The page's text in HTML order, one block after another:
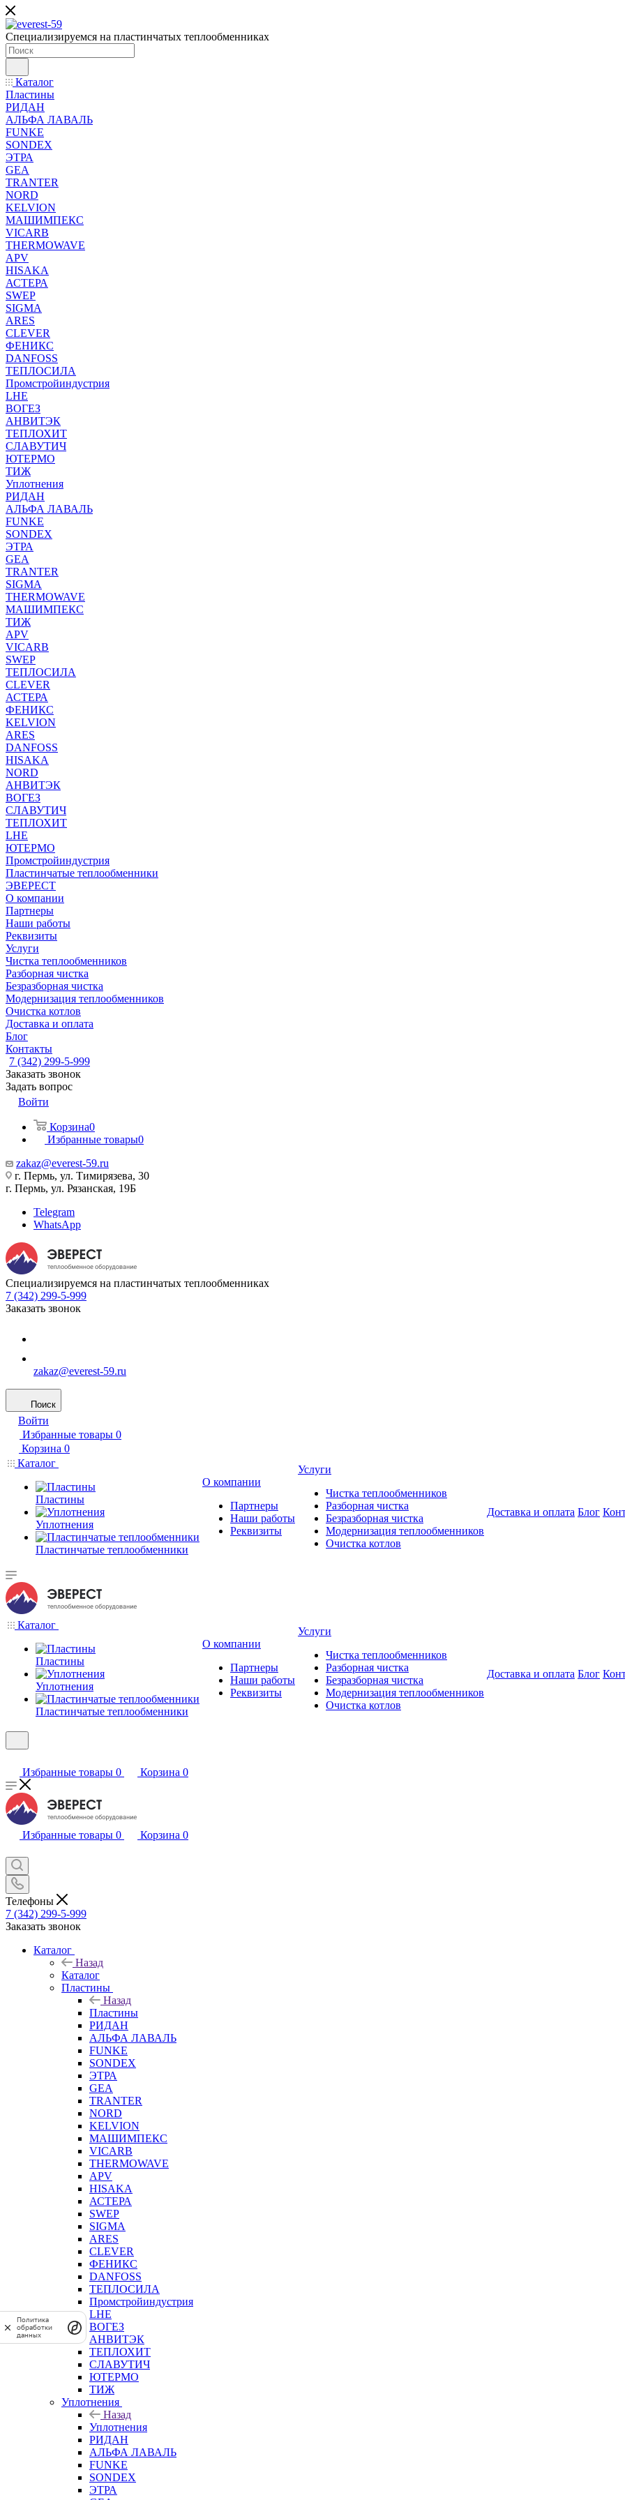
Специализируемся на пластинчатых теплообменниках
Каталог
Пластины
РИДАН
АЛЬФА ЛАВАЛЬ
FUNKE
SONDEX
ЭТРА
GEA
TRANTER
NORD
KELVION
МАШИМПЕКС
VICARB
THERMOWAVE
APV
HISAKA
АСТЕРА
SWEP
SIGMA
ARES
CLEVER
ФЕНИКС
DANFOSS
ТЕПЛОСИЛА
Промстройиндустрия
LHE
ВОГЕЗ
АНВИТЭК
ТЕПЛОХИТ
СЛАВУТИЧ
ЮТЕРМО
ТИЖ
Уплотнения
РИДАН
АЛЬФА ЛАВАЛЬ
FUNKE
SONDEX
ЭТРА
GEA
TRANTER
SIGMA
THERMOWAVE
МАШИМПЕКС
ТИЖ
APV
VICARB
SWEP
ТЕПЛОСИЛА
CLEVER
АСТЕРА
ФЕНИКС
KELVION
ARES
DANFOSS
HISAKA
NORD
АНВИТЭК
ВОГЕЗ
СЛАВУТИЧ
ТЕПЛОХИТ
LHE
ЮТЕРМО
Промстройиндустрия
Пластинчатые теплообменники
ЭВЕРЕСТ
О компании
Партнеры
Наши работы
Реквизиты
Услуги
Чистка теплообменников
Разборная чистка
Безразборная чистка
Модернизация теплообменников
Очистка котлов
Доставка и оплата
Блог
Контакты
7 (342) 299-5-999
Заказать звонок
Задать вопрос
Войти
Корзина0
Избранные товары0
zakaz@everest-59.ru
г. Пермь, ул. Тимирязева, 30
г. Пермь, ул. Рязанская, 19Б
Telegram
WhatsApp
Специализируемся на пластинчатых теплообменниках
7 (342) 299-5-999
Заказать звонок
zakaz@everest-59.ru
Поиск
Войти
Избранные товары 0
Корзина 0
Каталог
Пластины
Уплотнения
Пластинчатые теплообменники
О компании
Партнеры
Наши работы
Реквизиты
Услуги
Чистка теплообменников
Разборная чистка
Безразборная чистка
Модернизация теплообменников
Очистка котлов
Доставка и оплата Блог
Каталог
Пластины
Уплотнения
Пластинчатые теплообменники
О компании
Партнеры
Наши работы
Реквизиты
Услуги
Чистка теплообменников
Разборная чистка
Безразборная чистка
Модернизация теплообменников
Очистка котлов
Доставка и оплата Блог
Избранные товары 0 Корзина 0
Избранные товары 0 Корзина 0
Телефоны
7 (342) 299-5-999
Заказать звонок
Каталог
Назад
Каталог
Пластины
Назад
Пластины
РИДАН
АЛЬФА ЛАВАЛЬ
FUNKE
SONDEX
ЭТРА
GEA
TRANTER
NORD
KELVION
МАШИМПЕКС
VICARB
THERMOWAVE
APV
HISAKA
АСТЕРА
SWEP
SIGMA
ARES
CLEVER
ФЕНИКС
DANFOSS
ТЕПЛОСИЛА
Промстройиндустрия
LHE
ВОГЕЗ
АНВИТЭК
ТЕПЛОХИТ
СЛАВУТИЧ
ЮТЕРМО
ТИЖ
Уплотнения
Назад
Уплотнения
РИДАН
АЛЬФА ЛАВАЛЬ
FUNKE
SONDEX
ЭТРА
Политика
обработки
данных